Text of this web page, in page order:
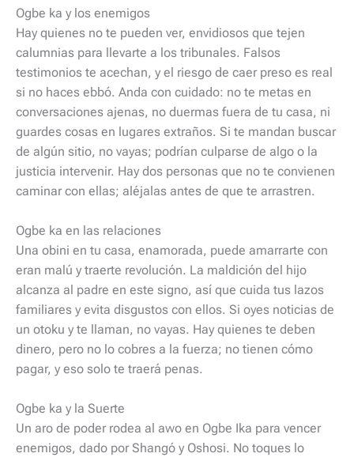
Ogbe ka y los enemigos
Hay quienes no te pueden ver, envidiosos que tejen
calumnias para llevarte a los tribunales. Falsos
testimonios te acechan, y el riesgo de caer preso es real
si no haces ebbó. Anda con cuidado: no te metas en
conversaciones ajenas, no duermas fuera de tu casa, ni
guardes cosas en lugares extraños. Si te mandan buscar
de algún sitio, no vayas; podrían culparse de algo o la
justicia intervenir. Hay dos personas que no te convienen
caminar con ellas; aléjalas antes de que te arrastren.
Ogbe ka en las relaciones
Una obini en tu casa, enamorada, puede amarrarte con
eran malú y traerte revolución. La maldición del hijo
alcanza al padre en este signo, así que cuida tus lazos
familiares y evita disgustos con ellos. Si oyes noticias de
un otoku y te llaman, no vayas. Hay quienes te deben
dinero, pero no lo cobres a la fuerza; no tienen cómo
pagar, y eso solo te traerá penas.
Ogbe ka y la Suerte
Un aro de poder rodea al awo en Ogbe Ika para vencer
enemigos, dado por Shangó y Oshosi. No toques lo